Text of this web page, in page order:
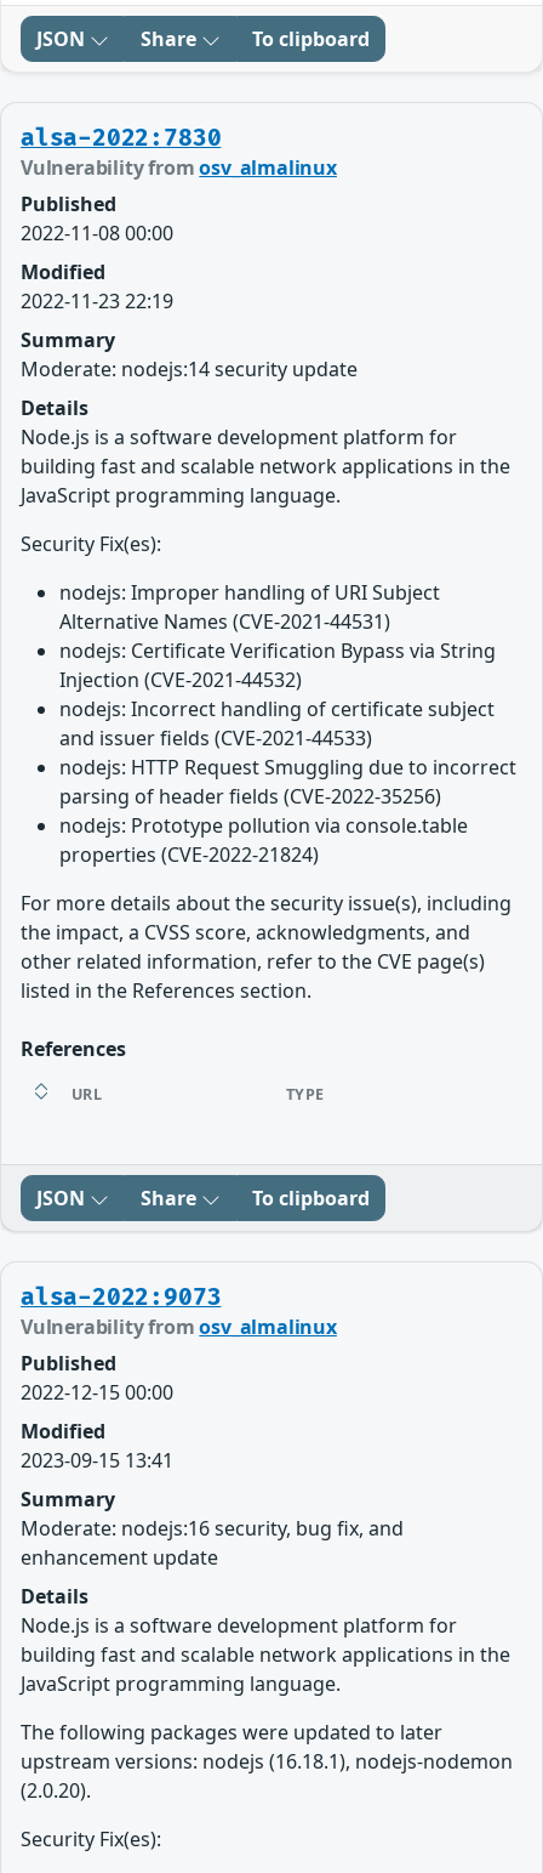
JSON Share To clipboard
alsa-2022:7830
Vulnerability fromosv_almalinux
Published
2022-11-08 00:00
Modified
2022-11-23 22:19
Summary
Moderate: nodejs:14 security update
Details
Node.js is a software development platform for
building fast and scalable network applications in the
JavaScript programming language.
Security Fix(es):
nodejs: Improper handling of URI Subject
Alternative Names (CVE-2021-44531)
nodejs: Certificate Verification Bypass via String
Injection (CVE-2021-44532)
nodejs: Incorrect handling of certificate subject
and issuer fields (CVE-2021-44533)
nodejs: HTTP Request Smuggling due to incorrect
parsing of header fields (CVE-2022-35256)
nodejs: Prototype pollution via console.table
properties (CVE-2022-21824)
For more details about the security issue(s), including
the impact, a CVSS score, acknowledgments, and
other related information, refer to the CVE page(s)
listed in the References section.
References
URL TYPE
JSON Share To clipboard
alsa-2022:9073
Vulnerability fromosv_almalinux
Published
2022-12-15 00:00
Modified
2023-09-15 13:41
Summary
Moderate: nodejs:16 security, bug fix, and
enhancement update
Details
Node.js is a software development platform for
building fast and scalable network applications in the
JavaScript programming language.
The following packages were updated to later
upstream versions: nodejs (16.18.1), nodejs-nodemon
(2.0.20).
Security Fix(es):